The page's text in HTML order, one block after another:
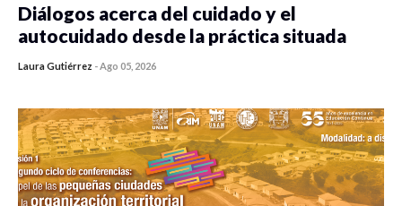
Diálogos acerca del cuidado y el
autocuidado desde la práctica situada
Laura Gutiérrez -Ago 05, 2026